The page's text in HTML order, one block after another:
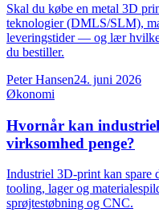
Skal du købe en metal 3D
teknologier (DMLS/SLM),
leveringstider — og lær
du bestiller.
Peter Hansen24. juni 2026
Økonomi
Hvornår kan
virksomhed penge?
Industriel 3D-print kan spare
tooling, lager og
sprøjtestøbning og CNC.